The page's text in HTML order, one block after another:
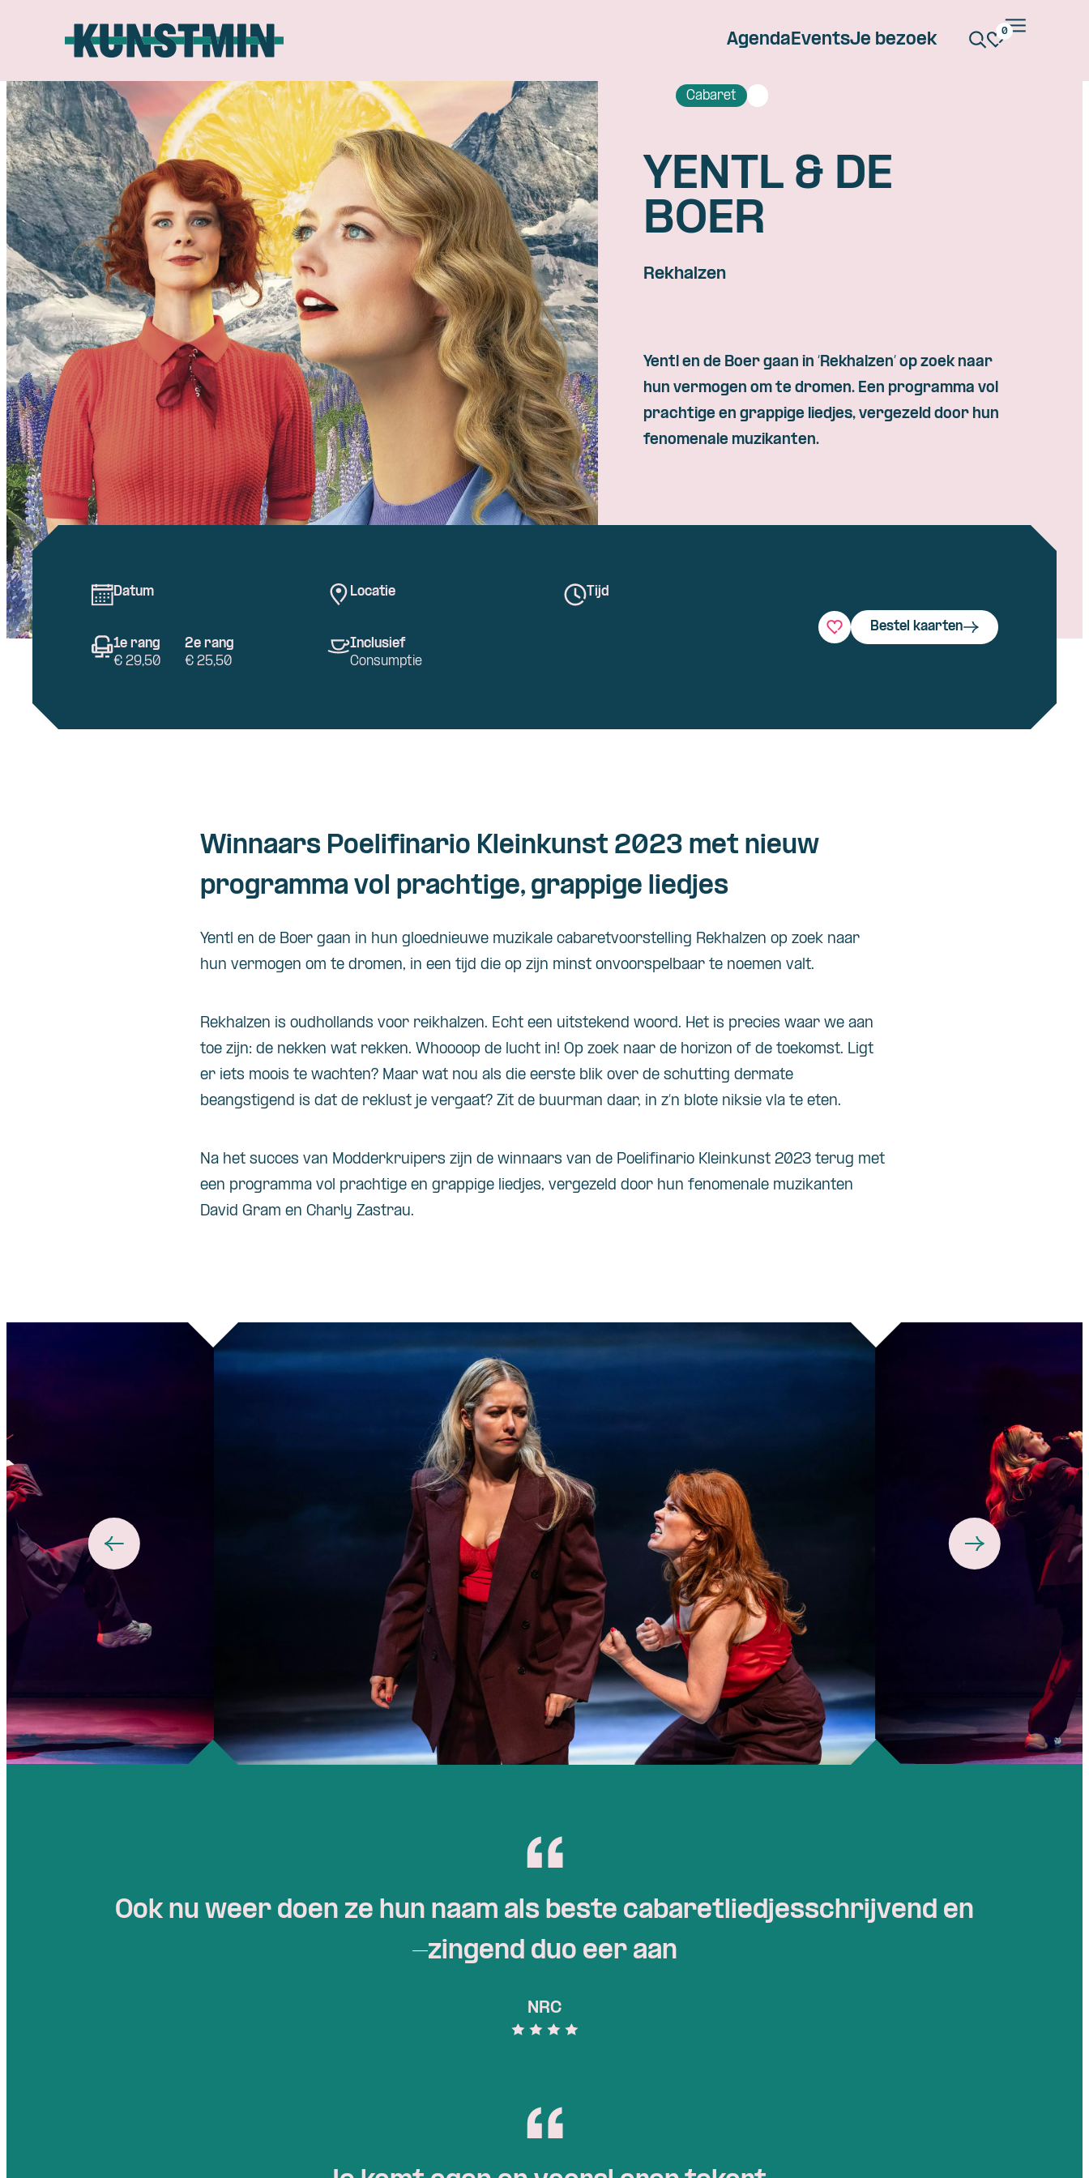
Skip navigatie
AgendaEventsJe bezoek 0
Cabaret
YENTL & DE
BOER
Rekhalzen
Yentl en de Boer gaan in ‘Rekhalzen’ op zoek naar
hun vermogen om te dromen. Een programma vol
prachtige en grappige liedjes, vergezeld door hun
fenomenale muzikanten.
Datum Locatie Tijd
1e rang
€ 29,50
2e rang
€ 25,50
Inclusief
Consumptie
Bestel kaarten
Winnaars Poelifinario Kleinkunst 2023 met nieuw
programma vol prachtige, grappige liedjes
Yentl en de Boer gaan in hun gloednieuwe muzikale cabaretvoorstelling Rekhalzen op zoek naar
hun vermogen om te dromen, in een tijd die op zijn minst onvoorspelbaar te noemen valt.
Rekhalzen is oudhollands voor reikhalzen. Echt een uitstekend woord. Het is precies waar we aan
toe zijn: de nekken wat rekken. Whoooop de lucht in! Op zoek naar de horizon of de toekomst. Ligt
er iets moois te wachten? Maar wat nou als die eerste blik over de schutting dermate
beangstigend is dat de reklust je vergaat? Zit de buurman daar, in z’n blote niksie vla te eten.
Na het succes van Modderkruipers zijn de winnaars van de Poelifinario Kleinkunst 2023 terug met
een programma vol prachtige en grappige liedjes, vergezeld door hun fenomenale muzikanten
David Gram en Charly Zastrau.
Ook nu weer doen ze hun naam als beste cabaretliedjesschrijvend en
-zingend duo eer aan
NRC